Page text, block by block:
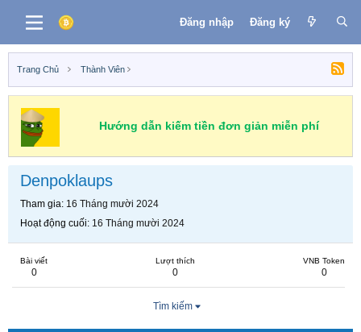
Đăng nhập Đăng ký
Trang Chủ Thành Viên
Hướng dẫn kiếm tiền đơn giản miễn phí
Denpoklaups
Tham gia 16 Tháng mười 2024
Hoạt động cuối 16 Tháng mười 2024
Bài viết
0
Lượt thích
0
VNB Token
0
Tìm kiếm